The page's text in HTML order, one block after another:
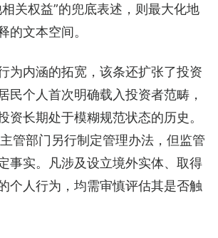
关权益”的兜底表述，则最大化地
的文本空间。
为内涵的拓宽，该条还扩张了投资
民个人首次明确载入投资者范畴，
资长期处于模糊规范状态的历史。
管部门另行制定管理办法，但监管
事实。凡涉及设立境外实体、取得
个人行为，均需审慎评估其是否触